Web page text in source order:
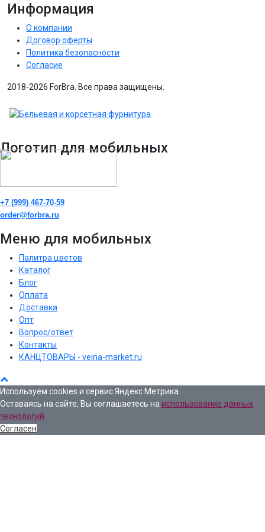
Информация
О компании
Договор оферты
Политика безопасности
Согласие
2018-2026 ForBra. Все права защищены.
Логотип для мобильных
+7 (999) 467-70-59
order@forbra.ru
Меню для мобильных
Палитра цветов
Каталог
Блог
Оплата
Доставка
Опт
Вопрос/ответ
Контакты
КАНЦТОВАРЫ - veina-market.ru
Используем cookies и сервис Яндекс Метрика.
Оставаясь на сайте, Вы соглашаетесь на использование данных
технологий.
Согласен